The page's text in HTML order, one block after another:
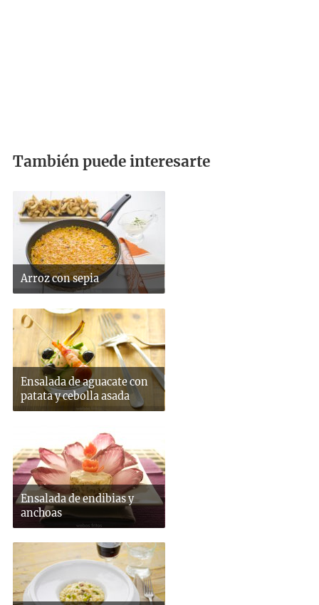
También puede interesarte
Arroz con sepia
Ensalada de aguacate con
patata y cebolla asada
Ensalada de endibias y
anchoas